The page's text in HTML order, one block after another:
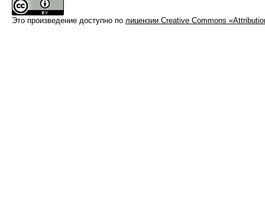
Это произведение доступно по лицензии Creative Commons